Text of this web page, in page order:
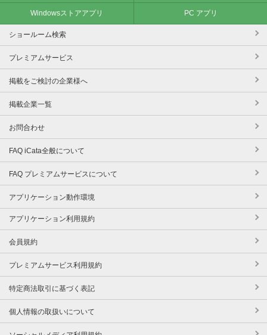
Windowsストアアプリ PC アプリ
ショールーム検索
プレミアムサービス
掲載をご検討の企業様へ
掲載企業一覧
お問合わせ
FAQ iCata全般について
FAQ プレミアムサービスについて
アプリケーション動作環境
アプリケーション利用規約
会員規約
プレミアムサービス利用規約
特定商法取引に基づく表記
個人情報の取扱いについて